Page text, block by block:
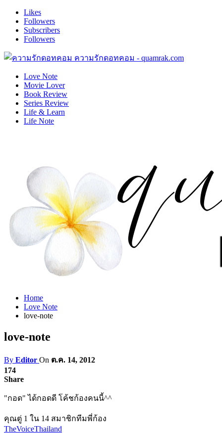
Likes
Followers
Subscribers
Followers
ความรักดอทคอม - quamrak.com
Love Note
Movie Lover
Book Review
Series Review
Life & Learn
Life Note
Home
Love Note
love-note
love-note
By Editor On ต.ค. 14, 2012
174
Share
"กอด" ได้กอดดี โค้ชก้องคนนี้^^
คุณตู่ 1 ใน 14 สมาชิกทีมพี่ก้อง
TheVoiceThailand